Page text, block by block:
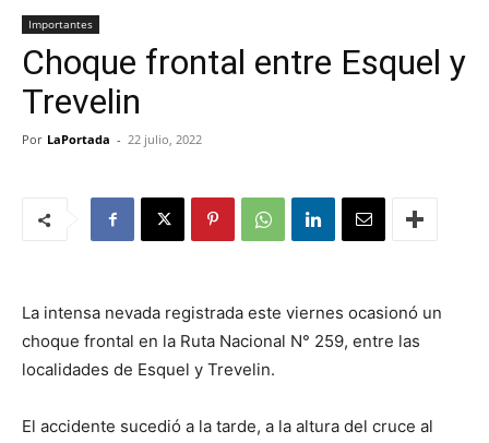
Portada
Importantes
Choque frontal entre Esquel y
Trevelin
Por LaPortada - 22 julio, 2022
La intensa nevada registrada este viernes ocasionó un
choque frontal en la Ruta Nacional N° 259, entre las
localidades de Esquel y Trevelin.
El accidente sucedió a la tarde, a la altura del cruce al